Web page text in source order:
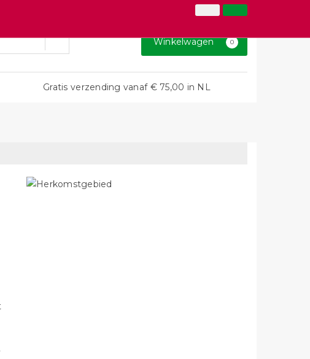
Klantenservice
Winkelwagen 0
Gratis verzending vanaf € 75,00 in NL